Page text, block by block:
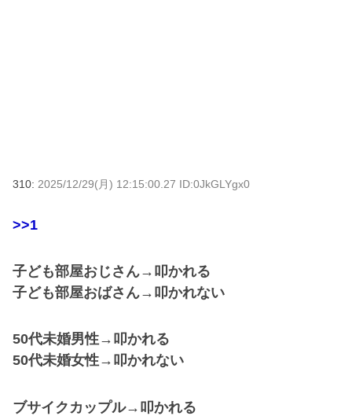
310: 2025/12/29(月) 12:15:00.27 ID:0JkGLYgx0
>>1
子ども部屋おじさん→叩かれる
子ども部屋おばさん→叩かれない
50代未婚男性→叩かれる
50代未婚女性→叩かれない
ブサイクカップル→叩かれる